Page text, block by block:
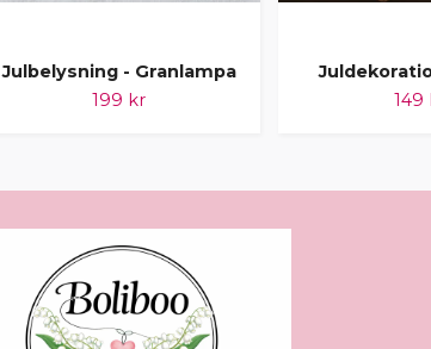
Julbelysning - Granlampa
199 kr
149